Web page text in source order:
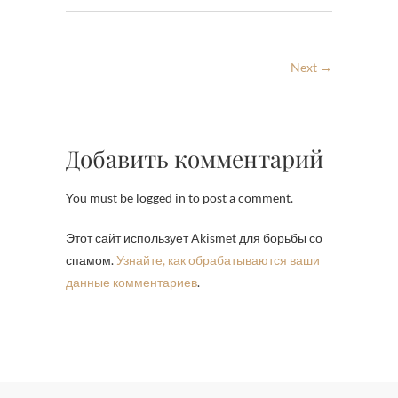
Next →
Добавить комментарий
You must be logged in to post a comment.
Этот сайт использует Akismet для борьбы со
спамом.Узнайте, как обрабатываются ваши
данные комментариев.